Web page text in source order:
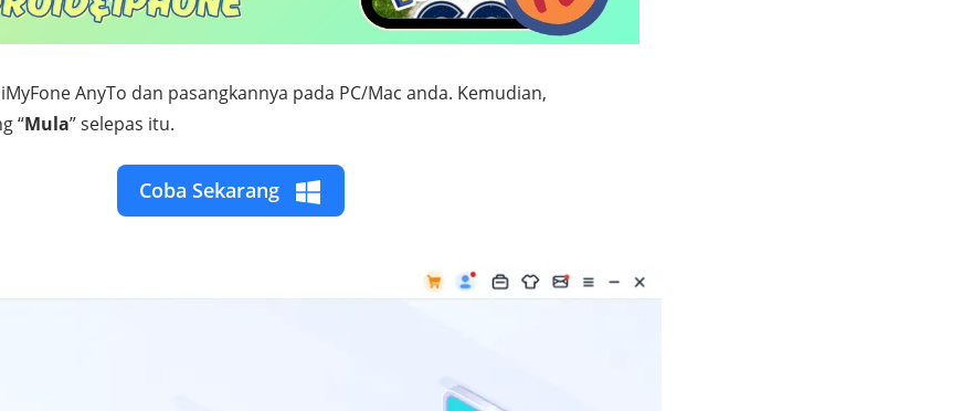
AnyTo dan pasangkannya pada PC/Mac anda. Kemudian,
“Mula” selepas itu.
Coba Sekarang